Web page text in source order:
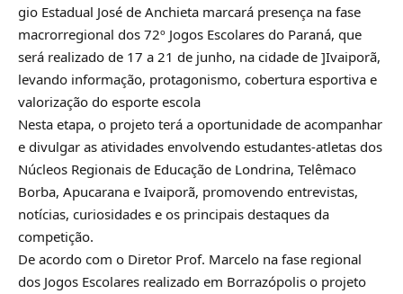
gio Estadual José de Anchieta marcará presença na fase
macrorregional dos 72º Jogos Escolares do Paraná, que
será realizado de 17 a 21 de junho, na cidade de ]Ivaiporã,
levando informação, protagonismo, cobertura esportiva e
valorização do esporte escola
Nesta etapa, o projeto terá a oportunidade de acompanhar
e divulgar as atividades envolvendo estudantes-atletas dos
Núcleos Regionais de Educação de Londrina, Telêmaco
Borba, Apucarana e Ivaiporã, promovendo entrevistas,
notícias, curiosidades e os principais destaques da
competição.
De acordo com o Diretor Prof. Marcelo na fase regional
dos Jogos Escolares realizado em Borrazópolis o projeto